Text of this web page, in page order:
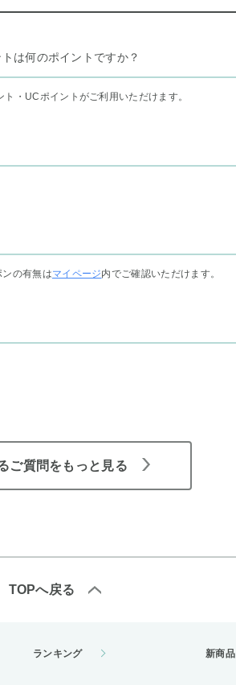
は何のポイントですか？
・UCポイントがご利用いただけます。
の有無はマイページ内でご確認いただけます。
ご質問をもっと見る
TOPへ戻る
ランキング 新商品